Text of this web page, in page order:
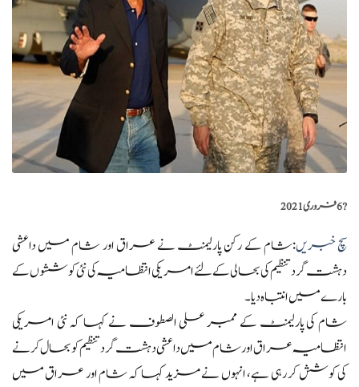
?️6 فروری 2021
سچ خبریں:شام کے رکن پارلیمنٹ نے عراق اور شام میں داعشی
دہشت گرد تنظیم کی بحالی کے لئے امریکی انتظامیہ کی نئی کوششوں کے
بارے میں انتباہ دیا۔
شام کی پارلیمنٹ کے ممبر علی الصطوف نے کہا کہ نئی امریکی
انتظامیہ عراق اور شام میں داعشی دہشت گرد تنظیم کو بحال کرنے
کی کوشش کر رہی ہے، انہوں نے مزید کہا کہ شام اور عراق میں